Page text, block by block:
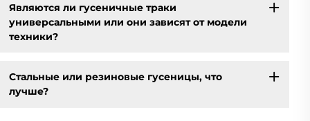
Являются ли гусеничные траки
универсальными или они зависят от модели
техники?
Стальные или резиновые гусеницы, что
лучше?